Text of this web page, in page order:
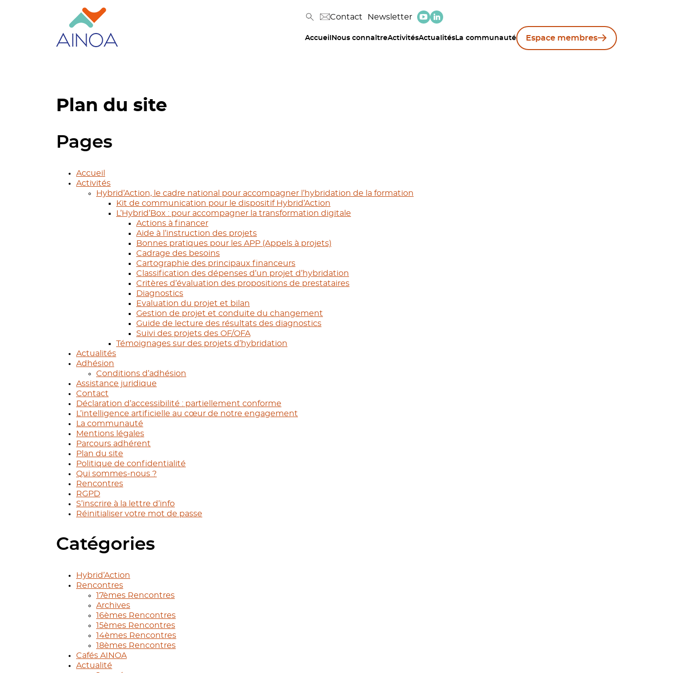
Contact Newsletter
Accueil Nous connaîtreActivitésActualités La communauté Espace membres
Plan du site
Pages
Accueil
Activités
Hybrid’Action, le cadre national pour accompagner l’hybridation de la formation
Kit de communication pour le dispositif Hybrid’Action
L’Hybrid’Box : pour accompagner la transformation digitale
Actions à financer
Aide à l’instruction des projets
Bonnes pratiques pour les APP (Appels à projets)
Cadrage des besoins
Cartographie des principaux financeurs
Classification des dépenses d’un projet d’hybridation
Critères d’évaluation des propositions de prestataires
Diagnostics
Evaluation du projet et bilan
Gestion de projet et conduite du changement
Guide de lecture des résultats des diagnostics
Suivi des projets des OF/OFA
Témoignages sur des projets d’hybridation
Actualités
Adhésion
Conditions d’adhésion
Assistance juridique
Contact
Déclaration d’accessibilité : partiellement conforme
L’intelligence artificielle au cœur de notre engagement
La communauté
Mentions légales
Parcours adhérent
Plan du site
Politique de confidentialité
Qui sommes-nous ?
Rencontres
RGPD
S’inscrire à la lettre d’info
Réinitialiser votre mot de passe
Catégories
Hybrid’Action
Rencontres
17èmes Rencontres
Archives
16èmes Rencontres
15èmes Rencontres
14èmes Rencontres
18èmes Rencontres
Cafés AINOA
Actualité